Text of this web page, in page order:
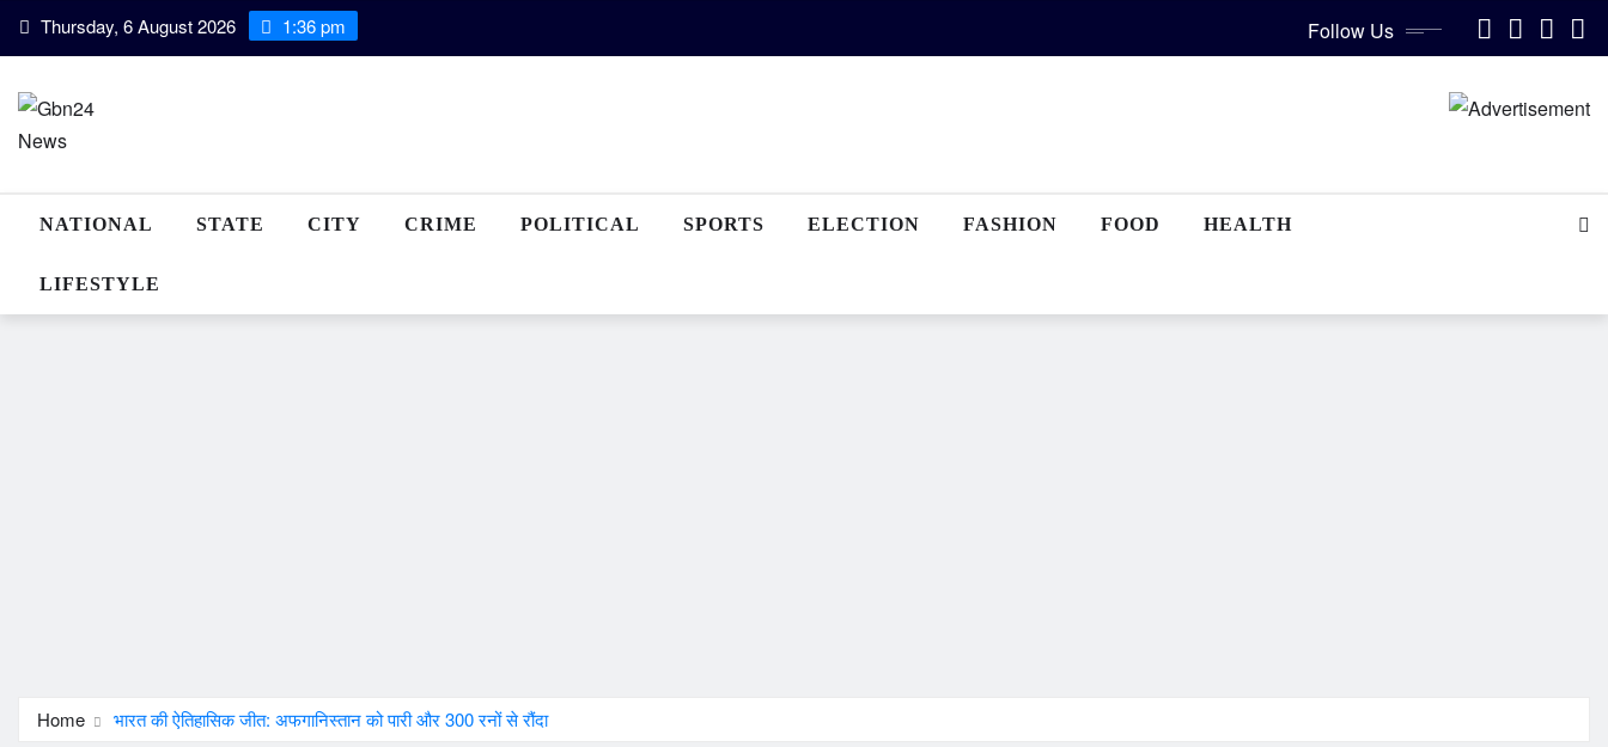
Skip Thursday, 6 August 2026 1:36 pm Follow Us
NATIONAL STATE CITY CRIME POLITICAL SPORTS ELECTION FASHION FOOD HEALTH
LIFESTYLE
Home भारत की ऐतिहासिक जीत: अफगानिस्तान को पारी और 300 रनों से रौंदा